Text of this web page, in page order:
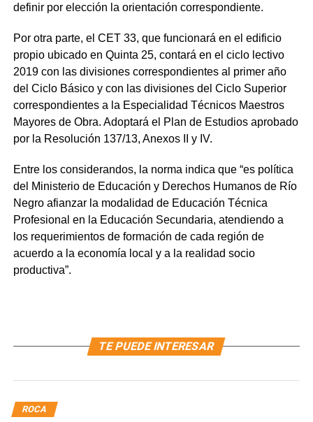
definir por elección la orientación correspondiente.
Por otra parte, el CET 33, que funcionará en el edificio
propio ubicado en Quinta 25, contará en el ciclo lectivo
2019 con las divisiones correspondientes al primer año
del Ciclo Básico y con las divisiones del Ciclo Superior
correspondientes a la Especialidad Técnicos Maestros
Mayores de Obra. Adoptará el Plan de Estudios aprobado
por la Resolución 137/13, Anexos II y IV.
Entre los considerandos, la norma indica que “es política
del Ministerio de Educación y Derechos Humanos de Río
Negro afianzar la modalidad de Educación Técnica
Profesional en la Educación Secundaria, atendiendo a
los requerimientos de formación de cada región de
acuerdo a la economía local y a la realidad socio
productiva”.
TE PUEDE INTERESAR
ROCA